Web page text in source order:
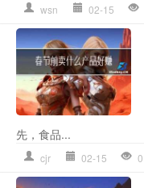
wsn 02-15
先，食品...
cjr 02-15 0